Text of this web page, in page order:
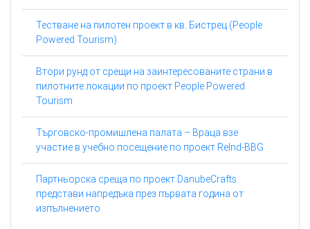
Тестване на пилотен проект в кв. Бистрец (People
Powered Tourism)
Втори рунд от срещи на заинтересованите страни в
пилотните локации по проект People Powered
Tourism
Търговско-промишлена палата – Враца взе
участие в учебно посещение по проект ReInd-BBG
Партньорска среща по проект DanubeCrafts
представи напредъка през първата година от
изпълнението